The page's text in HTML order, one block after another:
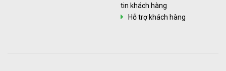
tin khách hàng
Hỗ trợ khách hàng